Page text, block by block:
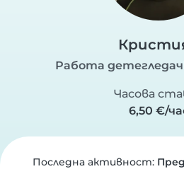
Работа
Часова
6,50 €/
Последна активност: